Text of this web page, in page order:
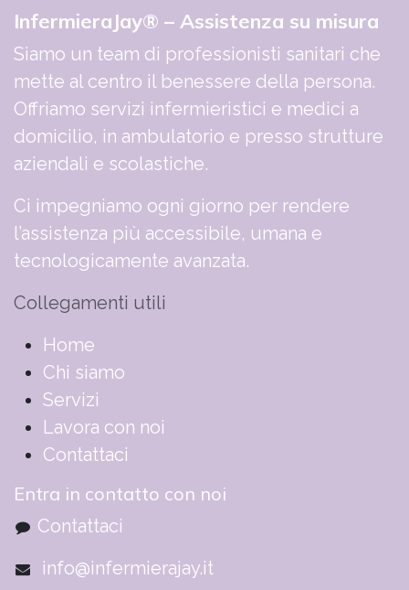
InfermieraJay® – Assistenza su misura
Siamo un team di professionisti sanitari che
mette al centro il benessere della persona.
Offriamo servizi infermieristici e medici a
domicilio, in ambulatorio e presso strutture
aziendali e scolastiche.
Ci impegniamo ogni giorno per rendere
l’assistenza più accessibile, umana e
tecnologicamente avanzata.
Collegamenti utili
​​​​​​​​​​​​​​​​H​o​m​e
Chi siamo
Servizi
Lavora con noi
Contattaci
Entra in contatto con noi
Contattaci
info@infermierajay.it